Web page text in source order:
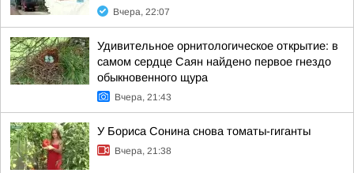
Вчера, 22:07
Удивительное орнитологическое открытие: в
самом сердце Саян найдено первое гнездо
обыкновенного щура
Вчера, 21:43
У Бориса Сонина снова томаты-гиганты
Вчера, 21:38